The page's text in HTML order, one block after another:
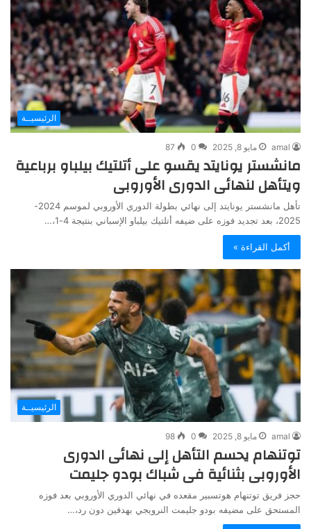
الرئيسيــة
amal مايو 8, 2025 0
87
مانشستر يونايتد يقسو على أتلتيك بيلباو برباعية
ويتأهل لنهائى الدورى الأوروبى
تأهل مانشستر يونايتد إلى نهائي بطولة الدوري الأوروبي لموسم 2024-
2025، بعد تجديد فوزه على ضيفه أتلتيك بيلباو الإسباني بنتيجة 4-1،…
أكمل القراءة »
الرئيسيــة
amal مايو 8, 2025 0
98
توتنهام يحسم التأهل إلى نهائى الدورى
الأوروبى بثنائية فى شباك بودو جليمت
حجز فريق توتنهام هوتسبير مقعده في نهائي الدوري الأوروبي بعد فوزه
المستحق على مضيفه بودو جليمت النرويجي بهدفين دون رد،…